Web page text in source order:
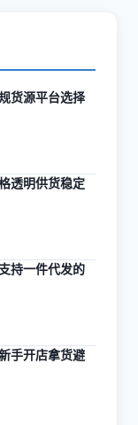
货源平台选择
透明供货稳定
持一件代发的
手开店拿货避